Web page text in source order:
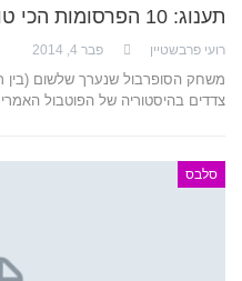
תענוג: 10 הפרסומות הכי טובות של סופרבול 2014
רועי פרבשטיין פבר 4, 2014
משחק הסופרבול שנערך שלשום (בין
צדדים בהיסטוריה של הפוטבול
סלבס